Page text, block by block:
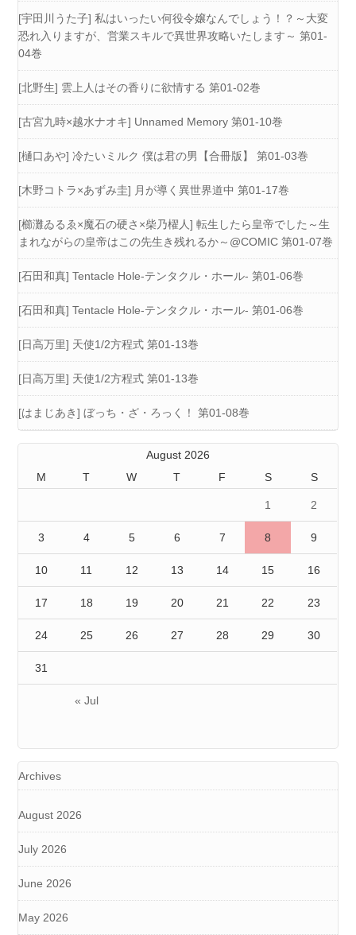
[宇田川うた子] 私はいったい何役令嬢なんでしょう！？～大変
恐れ入りますが、営業スキルで異世界攻略いたします～ 第01-
04巻
[北野生] 雲上人はその香りに欲情する 第01-02巻
[古宮九時×越水ナオキ] Unnamed Memory 第01-10巻
[樋口あや] 冷たいミルク 僕は君の男【合冊版】 第01-03巻
[木野コトラ×あずみ圭] 月が導く異世界道中 第01-17巻
[櫛灘ゐるゑ×魔石の硬さ×柴乃櫂人] 転生したら皇帝でした～生
まれながらの皇帝はこの先生き残れるか～@COMIC 第01-07巻
[石田和真] Tentacle Hole-テンタクル・ホール- 第01-06巻
[石田和真] Tentacle Hole-テンタクル・ホール- 第01-06巻
[日高万里] 天使1/2方程式 第01-13巻
[日高万里] 天使1/2方程式 第01-13巻
[はまじあき] ぼっち・ざ・ろっく！ 第01-08巻
August 2026
M
T W T F S S
« Jul
1 2
3 4 5 6 7 8 9
10 11 12 13 14 15 16
17 18 19 20 21 22 23
24 25 26 27 28 29 30
31
Archives
August 2026
July 2026
June 2026
May 2026